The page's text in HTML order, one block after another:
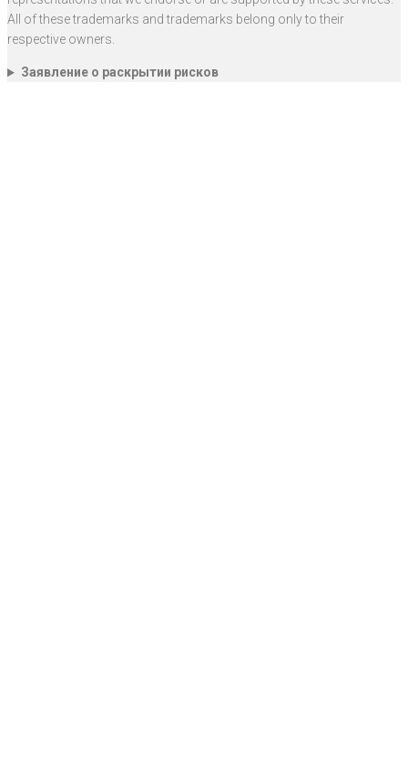
All of these trademarks and trademarks belong only to their
respective owners.
Заявление о раскрытии рисков